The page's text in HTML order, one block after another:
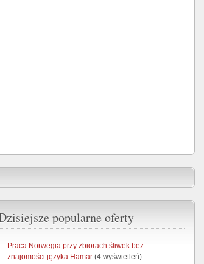
popularne oferty
Praca Norwegia przy zbiorach śliwek bez
znajomości języka Hamar (4 wyświetleń)